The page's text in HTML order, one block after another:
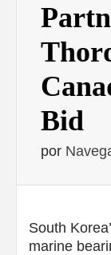
Bid
por
South
marine